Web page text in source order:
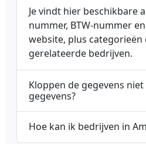
Je vindt hier beschikbare
nummer, BTW-nummer
website, plus categorieën
gerelateerde bedrijven.
Kloppen de gegevens
gegevens?
Hoe kan ik bedrijven in